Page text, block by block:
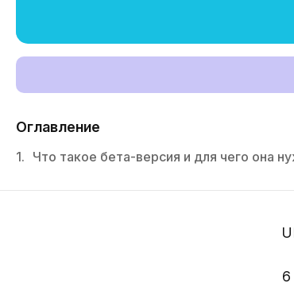
Оглавление
1. Что такое бета-версия и для чего она
6